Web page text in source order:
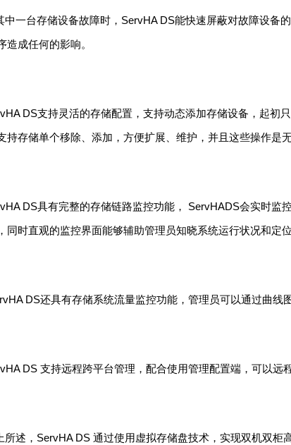
中一台存储设备故障时，ServHA DS能快速屏蔽对故障设备
造成任何的影响。
DS支持灵活的存储配置，支持动态添加存储设备，起初
持存储单个移除、添加，方便扩展、维护，并且这些操作是
DS具有完整的存储链路监控功能， ServHADS会实时监
同时直观的监控界面能够辅助管理员知晓系统运行状况和定位
DS还具有存储系统流量监控功能，管理员可以通过曲线
DS 支持远程跨平台管理，配合使用管理配置端，可以远
所述，ServHA DS 通过使用虚拟存储盘技术，实现双机双